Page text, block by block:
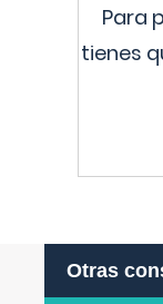
Para
tienes
Otras